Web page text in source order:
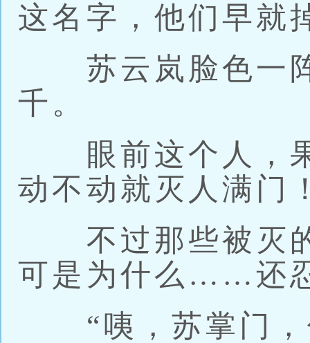
这名字，他们早就
苏云岚脸色一阵
千。
眼前这个人，果
动不动就灭人满门
不过那些被灭的
可是为什么……还
“咦，苏掌门，